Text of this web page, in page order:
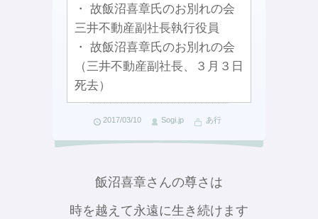
・ 故飯沼喜章氏のお別れの会
三井不動産副社長執行役員
・ 故飯沼喜章氏のお別れの会
（三井不動産副社長、３月３日
死去）
2017/03/10 Sogi.jp あ行
飯沼喜章さんの尊さは
時を越えて永遠に生き続けます